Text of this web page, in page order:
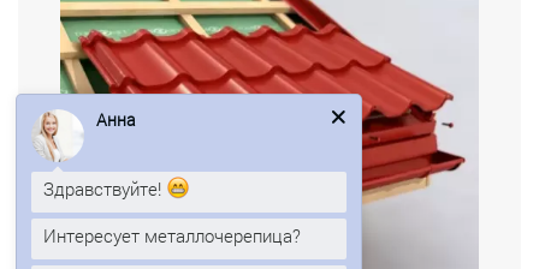
Анна
Здравствуйте!
Интересует металлочерепица?